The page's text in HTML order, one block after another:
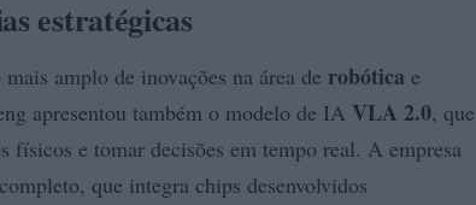
estratégicas
amplo de inovações na área de robótica e
apresentou também o modelo de IA VLA 2.0, que
físicos e tomar decisões em tempo real. A empresa
que integra chips desenvolvidos